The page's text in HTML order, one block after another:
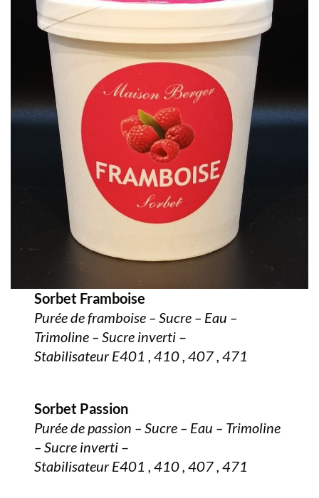
Sorbet Framboise
Purée de framboise – Sucre – Eau –
Trimoline – Sucre inverti –
Stabilisateur E401 , 410 , 407 , 471
Sorbet Passion
Purée de passion – Sucre – Eau – Trimoline
– Sucre inverti –
Stabilisateur E401 , 410 , 407 , 471